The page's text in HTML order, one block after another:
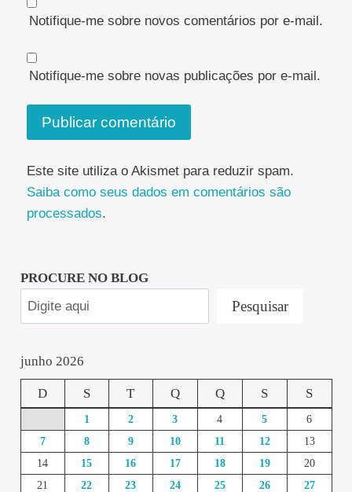
Notifique-me sobre novos comentários por e-mail.
Notifique-me sobre novas publicações por e-mail.
Este site utiliza o Akismet para reduzir spam.
Saiba como seus dados em comentários são
processados.
PROCURE NO BLOG
Pesquisar
junho 2026
D S T Q Q S S
1 2 3 4 5
6
7
8 9 10 11 12
13
14
15 16 17 18 19
20
21
22 23 24 25 26
27